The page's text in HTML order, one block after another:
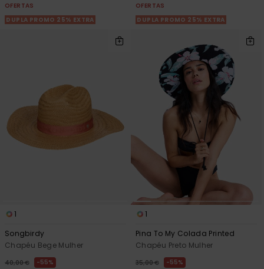
OFERTAS
DUPLA PROMO 25% EXTRA
OFERTAS
DUPLA PROMO 25% EXTRA
1
Songbirdy
Chapéu Bege Mulher
40,00 € 55%
1
Pina To My Colada Printed
Chapéu Preto Mulher
35,00 € 55%